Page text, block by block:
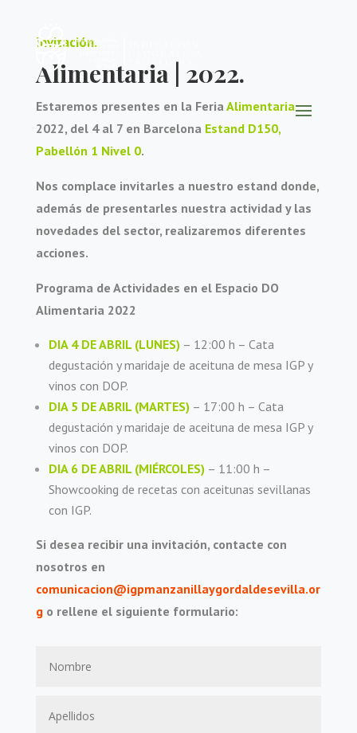
Invitación.
Alimentaria | 2022.
Estaremos presentes en la Feria Alimentaria
2022, del 4 al 7 en Barcelona Estand D150,
Pabellón 1 Nivel 0.
Nos complace invitarles a nuestro estand donde,
además de presentarles nuestra actividad y las
novedades del sector, realizaremos diferentes
acciones.
Programa de Actividades en el Espacio DO
Alimentaria 2022
DIA 4 DE ABRIL (LUNES) – 12:00 h – Cata
degustación y maridaje de aceituna de mesa IGP y
vinos con DOP.
DIA 5 DE ABRIL (MARTES) – 17:00 h – Cata
degustación y maridaje de aceituna de mesa IGP y
vinos con DOP.
DIA 6 DE ABRIL (MIÉRCOLES) – 11:00 h –
Showcooking de recetas con aceitunas sevillanas
con IGP.
Si desea recibir una invitación, contacte con
nosotros en
comunicacion@igpmanzanillaygordaldesevilla.or
go rellene el siguiente formulario: